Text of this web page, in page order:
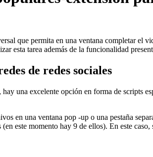
que permita en una ventana completar el
esta tarea además de la funcionalidad
de redes sociales
una excelente opción en forma de scripts
en una ventana pop -up o una pestaña
este momento hay 9 de ellos). En este